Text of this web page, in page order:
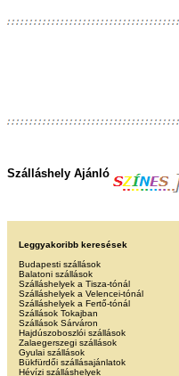
Szálláshely Ajánló
Leggyakoribb keresések
Budapesti szállások
Balatoni szállások
Szálláshelyek a Tisza-tónál
Szálláshelyek a Velencei-tónál
Szálláshelyek a Fertő-tónál
Szállások Tokajban
Szállások Sárváron
Hajdúszoboszlói szállások
Zalaegerszegi szállások
Gyulai szállások
Bükfürdői szállásajánlatok
Hévízi szálláshelyek